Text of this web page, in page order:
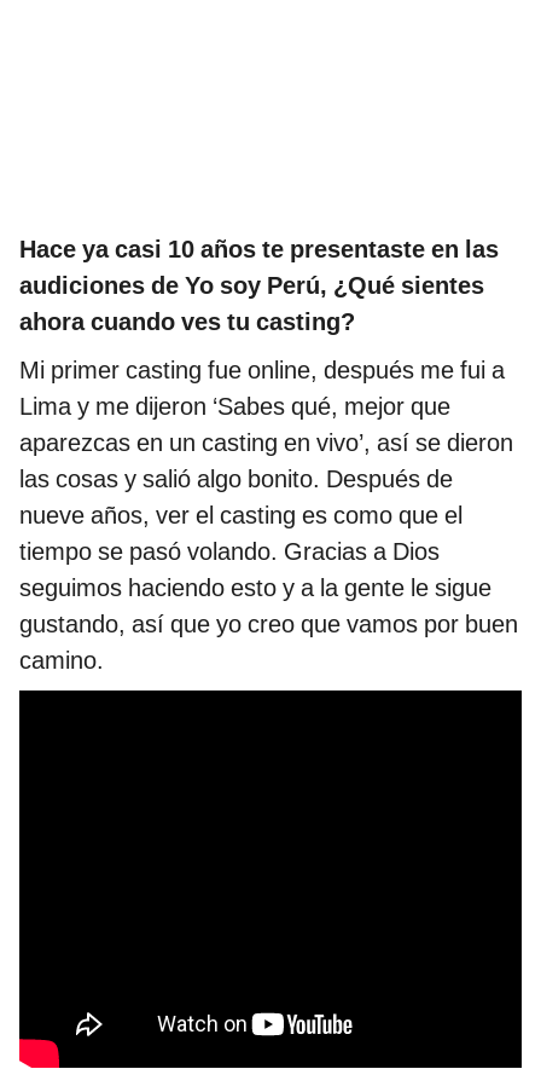
Hace ya casi 10 años te presentaste en las
audiciones de Yo soy Perú, ¿Qué sientes
ahora cuando ves tu casting?
Mi primer casting fue online, después me fui a
Lima y me dijeron ‘Sabes qué, mejor que
aparezcas en un casting en vivo’, así se dieron
las cosas y salió algo bonito. Después de
nueve años, ver el casting es como que el
tiempo se pasó volando. Gracias a Dios
seguimos haciendo esto y a la gente le sigue
gustando, así que yo creo que vamos por buen
camino.